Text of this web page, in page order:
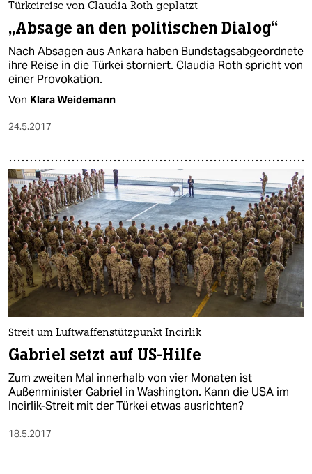
Türkeireise von Claudia Roth geplatzt
„Absage an den politischen Dialog“
Nach Absagen aus Ankara haben Bundstagsabgeordnete
ihre Reise in die Türkei storniert. Claudia Roth spricht von
einer Provokation.
Von Klara Weidemann
24.5.2017
Streit um Luftwaffenstützpunkt Incirlik
Gabriel setzt auf US-Hilfe
Zum zweiten Mal innerhalb von vier Monaten ist
Außenminister Gabriel in Washington. Kann die USA im
Incirlik-Streit mit der Türkei etwas ausrichten?
18.5.2017